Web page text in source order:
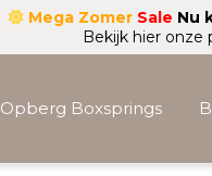
Mega Zomer Sale Nu
Bekijk hier onze
Opberg Boxsprings